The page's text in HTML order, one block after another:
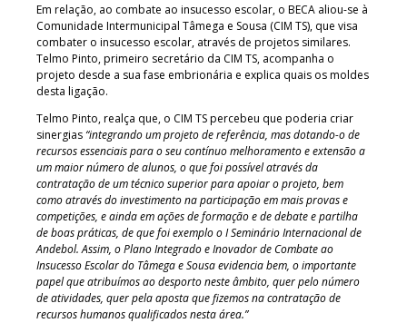
Em relação, ao combate ao insucesso escolar, o BECA aliou-se à
Comunidade Intermunicipal Tâmega e Sousa (CIM TS), que visa
combater o insucesso escolar, através de projetos similares.
Telmo Pinto, primeiro secretário da CIM TS, acompanha o
projeto desde a sua fase embrionária e explica quais os moldes
desta ligação.
Telmo Pinto, realça que, o CIM TS percebeu que poderia criar
sinergias“integrando um projeto de referência, mas dotando-o de
recursos essenciais para o seu contínuo melhoramento e extensão a
um maior número de alunos, o que foi possível através da
contratação de um técnico superior para apoiar o projeto, bem
como através do investimento na participação em mais provas e
competições, e ainda em ações de formação e de debate e partilha
de boas práticas, de que foi exemplo o I Seminário Internacional de
Andebol. Assim, o Plano Integrado e Inovador de Combate ao
Insucesso Escolar do Tâmega e Sousa evidencia bem, o importante
papel que atribuímos ao desporto neste âmbito, quer pelo número
de atividades, quer pela aposta que fizemos na contratação de
recursos humanos qualificados nesta área.”